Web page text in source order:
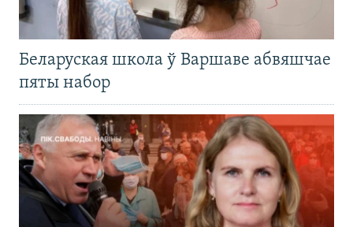
Беларуская школа ў Варшаве абвяшчае
пяты набор